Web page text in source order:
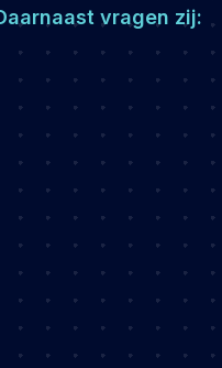
vragen zij: